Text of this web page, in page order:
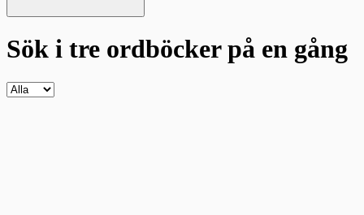
Sök i tre ordböckerpå en gång